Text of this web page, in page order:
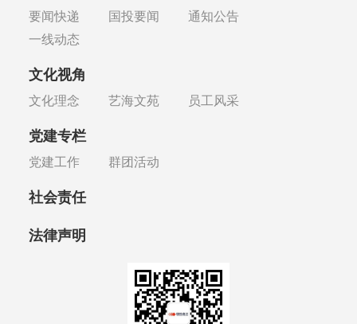
要闻快递 国投要闻
通知公告
一线动态
文化视角
文化理念 艺海文苑 员工风采
党建专栏
党建工作 群团活动
社会责任
法律声明